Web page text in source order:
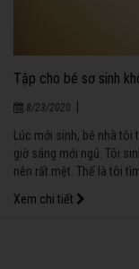
Tập cho bé sơ sinh
8/23/2020
Lúc mới sinh, bé nhà tôi
giờ sáng mới ngủ. Tôi
nên rất mệt. Thế là tôi
Xem chi tiết